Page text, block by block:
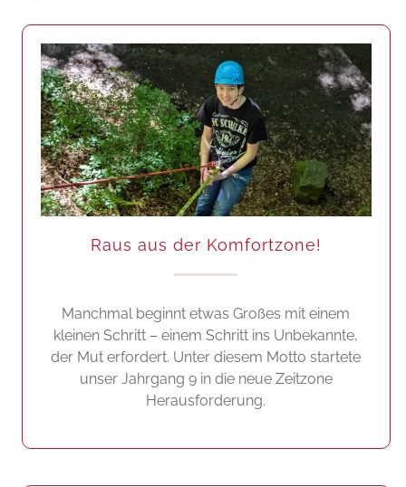
Raus aus der Komfortzone!
Manchmal beginnt etwas Großes mit einem
kleinen Schritt – einem Schritt ins Unbekannte,
der Mut erfordert. Unter diesem Motto startete
unser Jahrgang 9 in die neue Zeitzone
Herausforderung.